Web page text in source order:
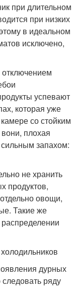
при длительном
при низких
в идеальном
исключено,
успевают
которая уже
со стойким
плохая
сильным запахом:
не хранить
продуктов,
овощи,
Такие же
дурных
ряду